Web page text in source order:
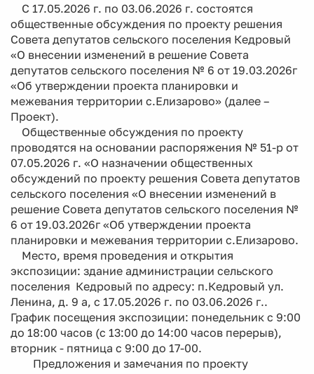
С 17.05.2026 г. по 03.06.2026 г. состоятся
общественные обсуждения по проекту решения
Совета депутатов сельского поселения Кедровый
«О внесении изменений в решение Совета
депутатов сельского поселения № 6 от 19.03.2026г
«Об утверждении проекта планировки и
межевания территории с.Елизарово» (далее –
Проект).
Общественные обсуждения по проекту
проводятся на основании распоряжения № 51-р от
07.05.2026 г. «О назначении общественных
обсуждений по проекту решения Совета депутатов
сельского поселения «О внесении изменений в
решение Совета депутатов сельского поселения №
6 от 19.03.2026г «Об утверждении проекта
планировки и межевания территории с.Елизарово.
Место, время проведения и открытия
экспозиции: здание администрации сельского
поселения Кедровый по адресу: п.Кедровый ул.
Ленина, д. 9 а, с 17.05.2026 г. по 03.06.2026 г..
График посещения экспозиции: понедельник с 9:00
до 18:00 часов (с 13:00 до 14:00 часов перерыв),
вторник - пятница с 9:00 до 17-00.
Предложения и замечания по проекту